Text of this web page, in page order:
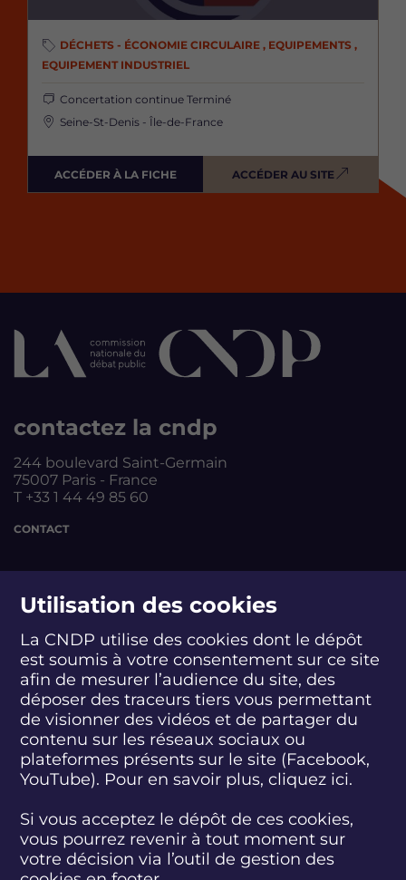
Utilisation des cookies
La CNDP utilise des cookies dont le dépôt
est soumis à votre consentement sur ce site
afin de mesurer l’audience du site, des
déposer des traceurs tiers vous permettant
de visionner des vidéos et de partager du
contenu sur les réseaux sociaux ou
plateformes présents sur le site (Facebook,
YouTube). Pour en savoir plus, cliquez ici.
Si vous acceptez le dépôt de ces cookies,
vous pourrez revenir à tout moment sur
votre décision via l’outil de gestion des
DÉCHETS - ÉCONOMIE CIRCULAIRE , EQUIPEMENTS ,
EQUIPEMENT INDUSTRIEL
Concertation continue Terminé
Seine-St-Denis - Île-de-France
ACCÉDER À LA FICHE ACCÉDER AU SITE
contactez la cndp
244 boulevard Saint-Germain
75007 Paris - France
T +33 1 44 49 85 60
CONTACT
S
u
e
z
n
u
u
S
u
i
v
e
z
-
n
u
s
u
S
u
i
v
e
z
-
n
u
s
u
S
u
i
v
e
z
-
n
u
s
u
S
u
i
v
e
z
-
n
u
s
u
S
u
i
v
e
z
-
n
u
s
u
S
u
i
v
e
-
n
u
s
u
abonnez-vous
S'INSCRIRE À LA NEWSLETTER